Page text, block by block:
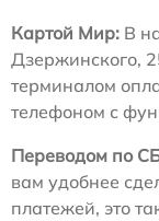
Картой Мир: В
Дзержинского,
терминалом
телефоном с
Переводом по
вам удобнее
платежей, это